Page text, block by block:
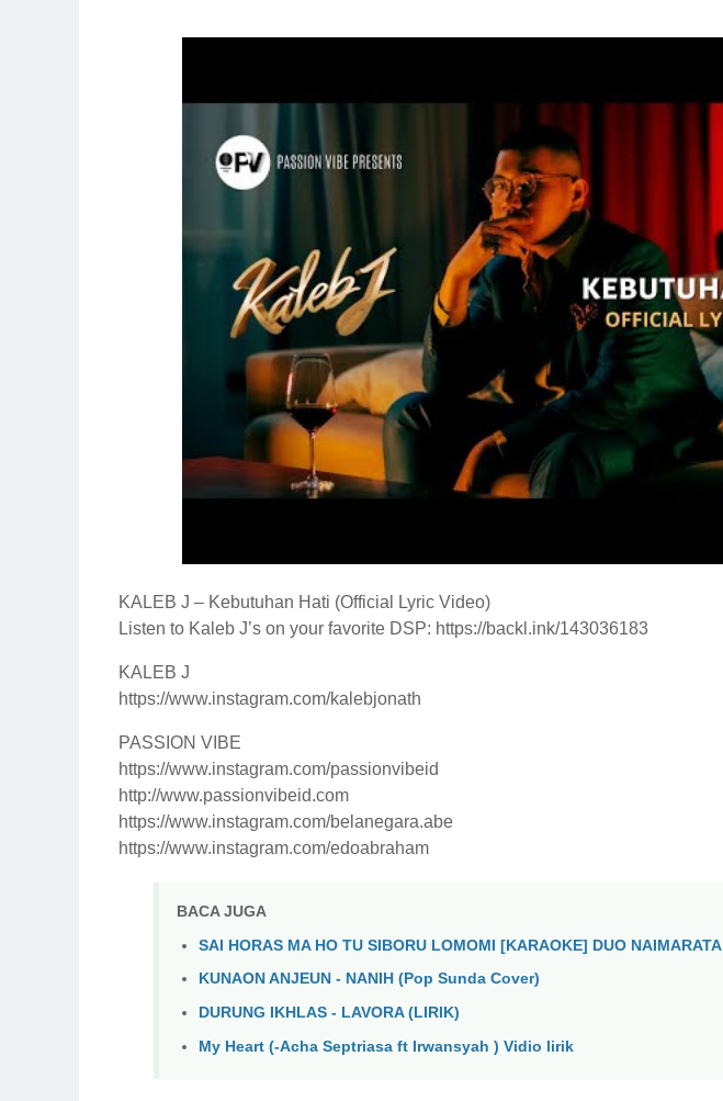
KALEB J – Kebutuhan Hati (Official Lyric Video)
Listen to Kaleb J’s on your favorite DSP: https://backl.ink/143036183
KALEB J
https://www.instagram.com/kalebjonath
PASSION VIBE
https://www.instagram.com/passionvibeid
http://www.passionvibeid.com
https://www.instagram.com/belanegara.abe
https://www.instagram.com/edoabraham
BACA JUGA
SAI HORAS MA HO TU SIBORU LOMOMI [KARAOKE] DUO NAIMARATA
KUNAON ANJEUN - NANIH (Pop Sunda Cover)
DURUNG IKHLAS - LAVORA (LIRIK)
My Heart (-Acha Septriasa ft Irwansyah ) Vidio lirik